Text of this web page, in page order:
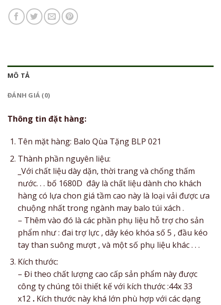
MÔ TẢ
ĐÁNH GIÁ (0)
Thông tin đặt hàng:
Tên mặt hàng: Balo Qùa Tặng BLP 021
Thành phần nguyên liệu:
_Với chất liệu dày dặn, thời trang và chống thấm
nước. . . bố 1680D đây là chất liệu dành cho khách
hàng có lựa chon giá tầm cao này là loại vải được ưa
chuộng nhất trong ngành may balo túi xách .
– Thêm vào đó là các phần phụ liệu hỗ trợ cho sản
phẩm như : đai trợ lực , dây kéo khóa số 5 , đầu kéo
tay than suông mượt , và một số phụ liệu khác . . .
Kích thước:
– Đi theo chất lượng cao cấp sản phẩm này được
công ty chúng tôi thiết kế với kích thước :44x 33
x12 . Kích thước này khá lớn phù hợp với các dạng